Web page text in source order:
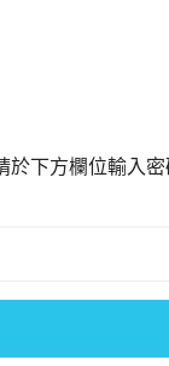
於下方欄位輸入密